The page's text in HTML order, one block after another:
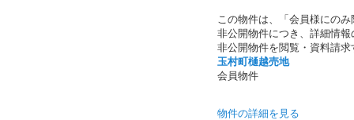
この物件は、「会員様にの
非公開物件につき、詳細情
非公開物件を閲覧・資料請
玉村町樋越売地
会員物件
物件の詳細を見る